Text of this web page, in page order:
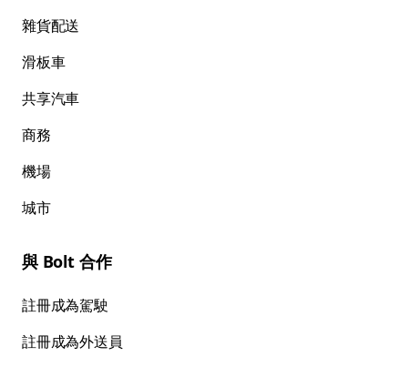
雜貨配送
滑板車
共享汽車
商務
機場
城市
與 Bolt 合作
註冊成為駕駛
註冊成為外送員